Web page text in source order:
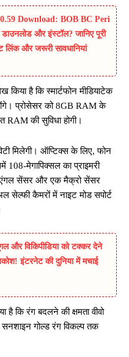
Download: BOB BC Peri
और इंस्टॉल? जानिए पूरी
लिंक और जरूरी सावधानियां
है कि स्मार्टफोन मीडियाटेक
प्रोसेसर को 8GB RAM के
RAM की सुविधा होगी।
मिलेगी। ऑप्टिक्स के लिए, फोन
108-मेगापिक्सल का प्राइमरी
एंगल सेंसर और एक मैक्रो सेंसर
कैमरों में नाइट मोड सपोर्ट
और विकिपीडिया को टक्कर देने
इंटरनेट की दुनिया में मचाई
है कि रंग बदलने की क्षमता वीवो
सनशाइन गोल्ड रंग विकल्प तक